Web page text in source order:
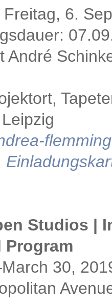
Freitag, 6.
André
flemming
Studios |
Program
30,